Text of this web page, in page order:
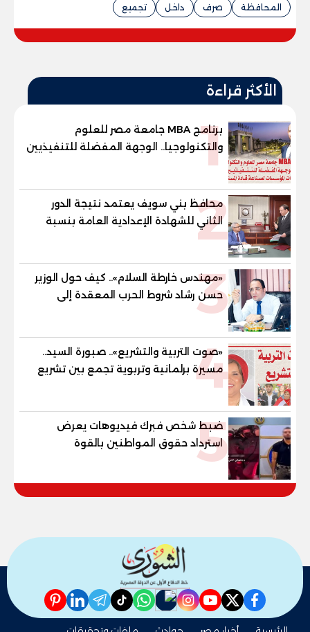
المحافظة
صرف داخل تجميع
الأكثر قراءة
1
برنامج MBA جامعة مصر للعلوم
والتكنولوجيا.. الوجهة المفضلة للتنفيذيين
وقيادات المؤسسات لصناعة قادة
2
محافظ بني سويف يعتمد نتيجة الدور
الثاني للشهادة الإعدادية العامة بنسبة
والنور للمكفوفين
3
«مهندس خارطة السلام».. كيف حول الوزير
حسن رشاد شروط الحرب المعقدة إلى
"خارطة طريق" للانسحاب والإعمار؟
4
«صوت التربية والتشريع».. صبورة السيد..
مسيرة برلمانية وتربوية تجمع بين تشريع
القوانين وصناعة الأجيال لبناء الإنسان
5
ضبط شخص فبرك فيديوهات يعرض
استرداد حقوق المواطنين بالقوة
facebook
twitter
youtube
instagram
nabd
whatsapp
tiktok
telegram
linkedin
pinterest